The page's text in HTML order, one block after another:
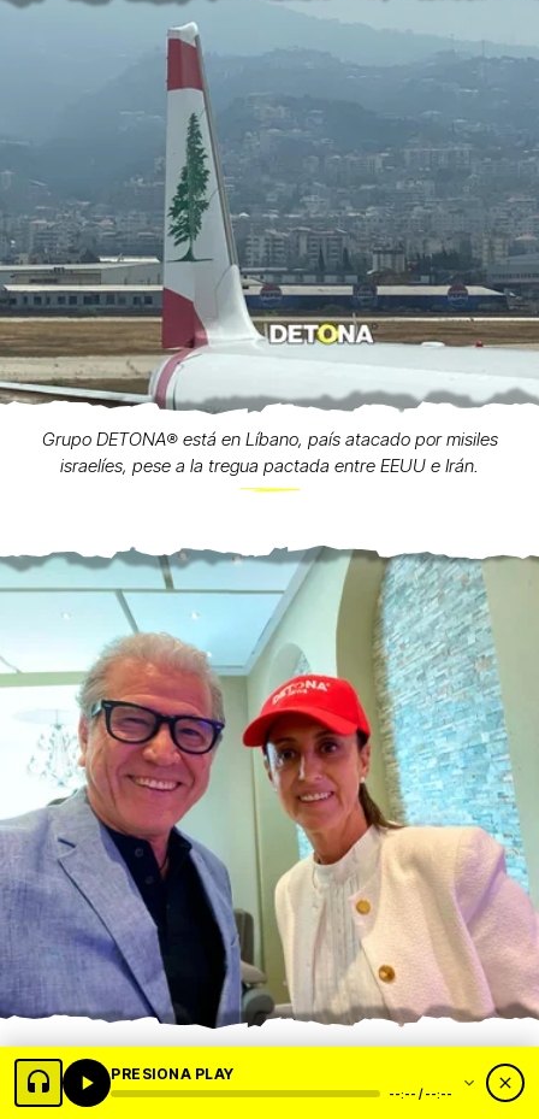
Grupo DETONA®️ está en Líbano, país atacado por misiles
israelíes, pese a la tregua pactada entre EEUU e Irán.
Grupo DETONA® anda en la cabeza de la presidente, Claudia
Sheinbaum.
PRESIONA PLAY
--:-- / --:--